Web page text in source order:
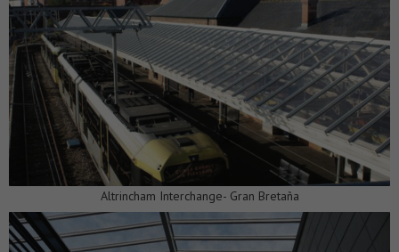
Altrincham Interchange- Gran Bretaña